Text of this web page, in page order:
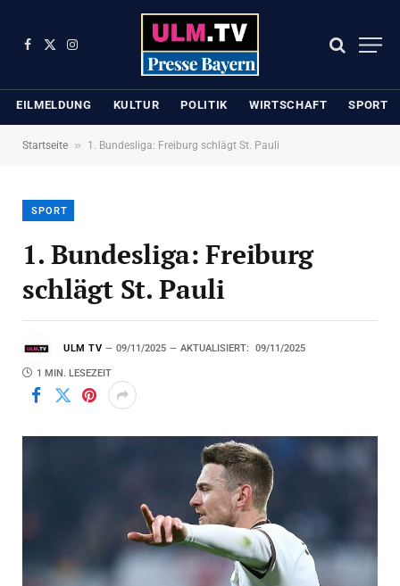
Facebook
X
Instagram
EILMELDUNG KULTUR POLITIK WIRTSCHAFT SPORT
Startseite » 1. Bundesliga: Freiburg schlägt St. Pauli
SPORT
1. Bundesliga: Freiburg
schlägt St. Pauli
ULM TV 09/11/2025 AKTUALISIERT: 09/11/2025
1 MIN. LESEZEIT